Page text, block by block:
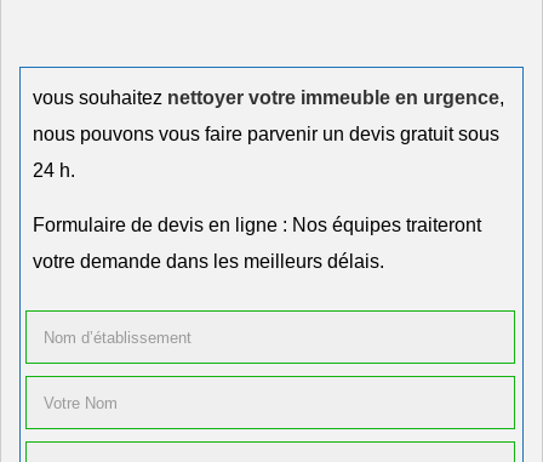
vous souhaitez nettoyer votre immeuble en urgence,
nous pouvons vous faire parvenir un devis gratuit sous
24 h.
Formulaire de devis en ligne : Nos équipes traiteront
votre demande dans les meilleurs délais.